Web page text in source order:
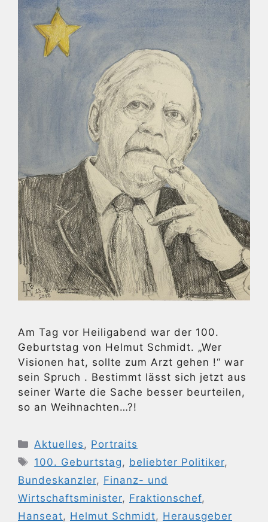
Am Tag vor Heiligabend war der 100.
Geburtstag von Helmut Schmidt. „Wer
Visionen hat, sollte zum Arzt gehen !“ war
sein Spruch . Bestimmt lässt sich jetzt aus
seiner Warte die Sache besser beurteilen,
so an Weihnachten…?!
Kategorien
Aktuelles , Portraits
Schlagwörter
100. Geburtstag , beliebter Politiker,
Bundeskanzler, Finanz- und
Wirtschaftsminister, Fraktionschef,
Hanseat, Helmut Schmidt, Herausgeber